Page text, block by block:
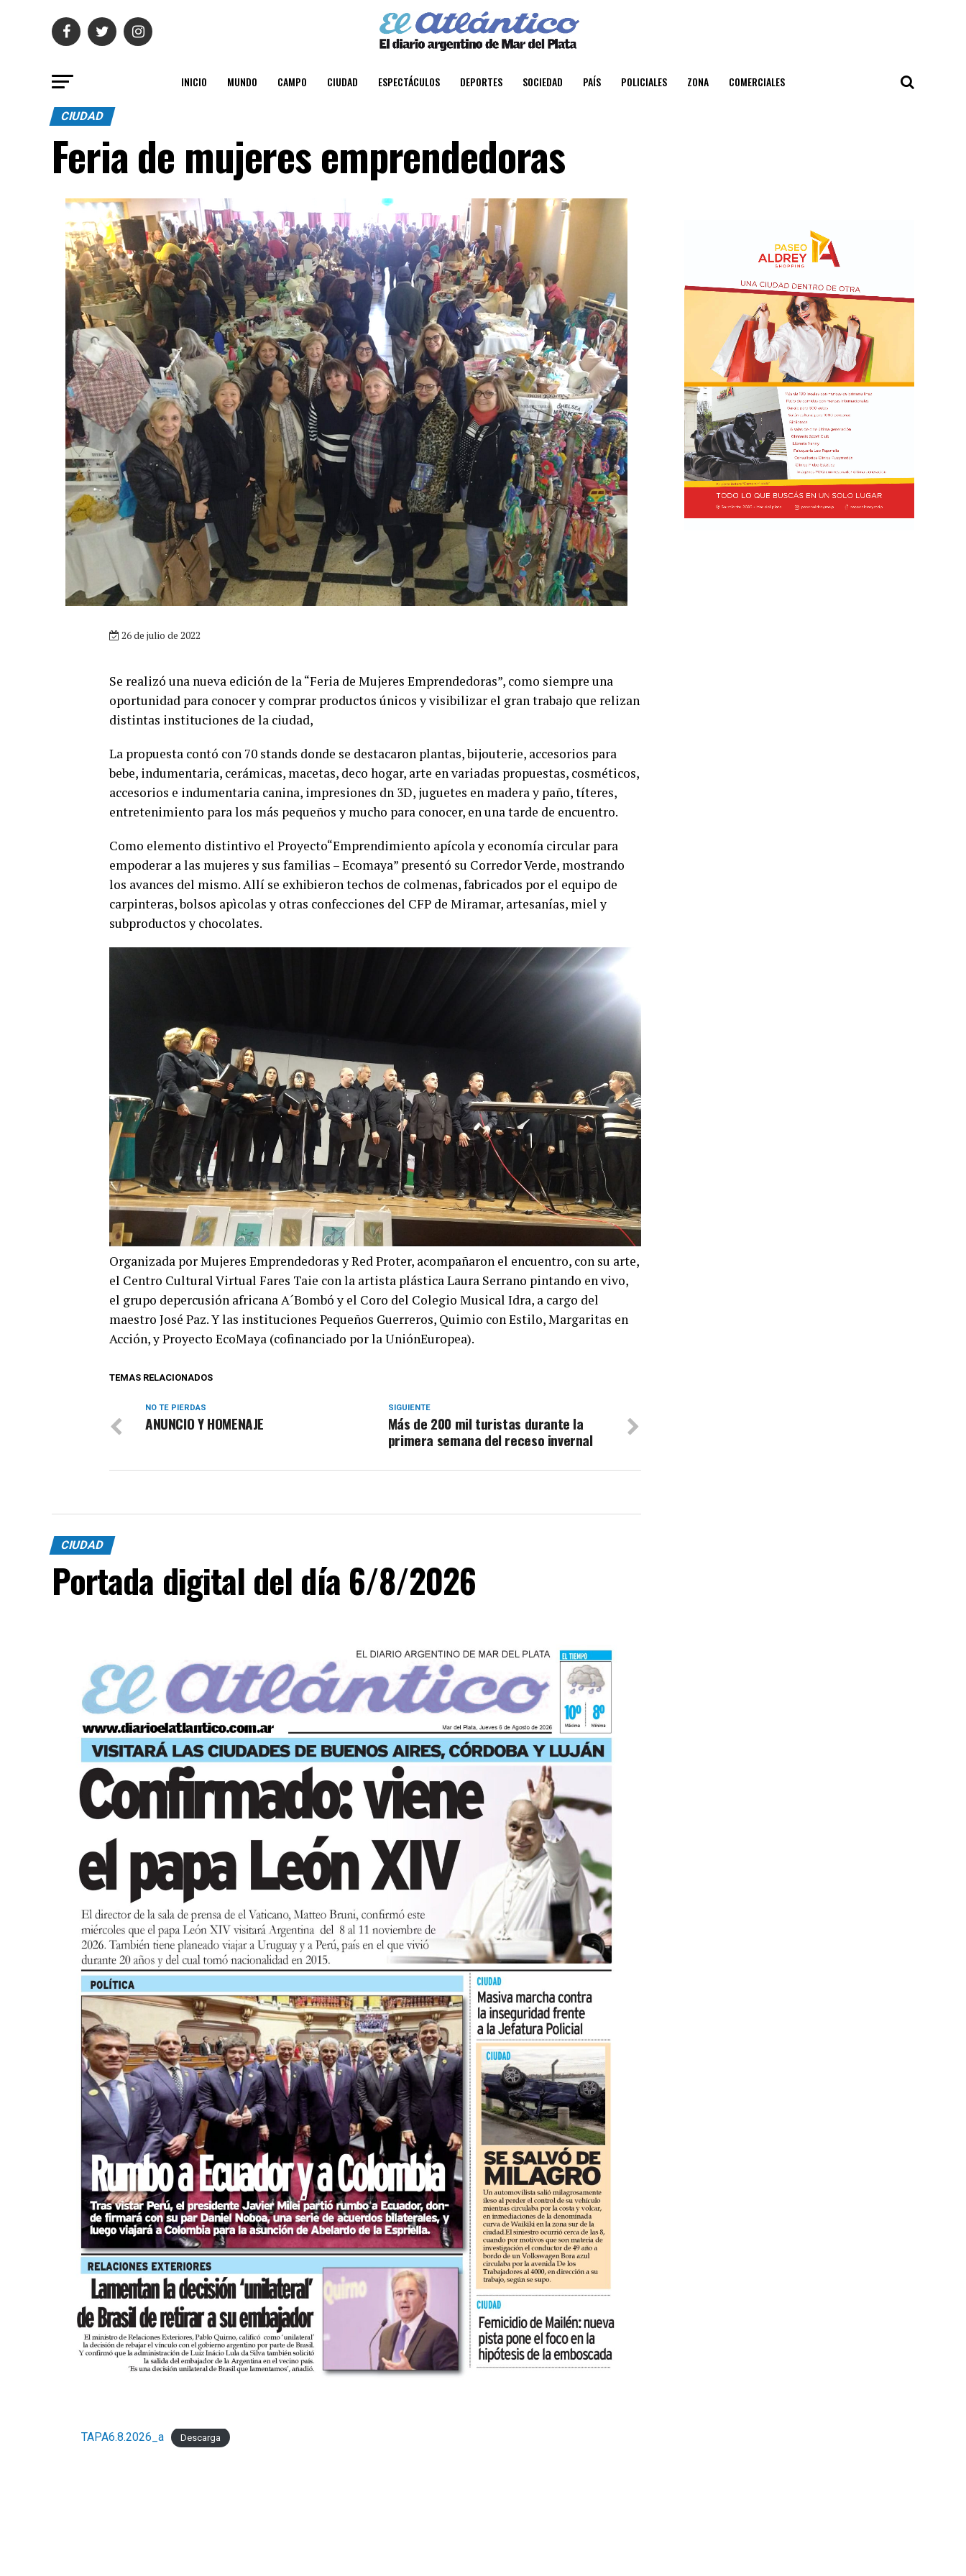
INICIO MUNDO CAMPO CIUDAD ESPECTÁCULOS DEPORTES SOCIEDAD PAÍS POLICIALES ZONA COMERCIALES
CIUDAD
Feria de mujeres emprendedoras
26 de julio de 2022
Se realizó una nueva edición de la “Feria de Mujeres Emprendedoras”, como siempre una
oportunidad para conocer y comprar productos únicos y visibilizar el gran trabajo que relizan
distintas instituciones de la ciudad,
La propuesta contó con 70 stands donde se destacaron plantas, bijouterie, accesorios para
bebe, indumentaria, cerámicas, macetas, deco hogar, arte en variadas propuestas, cosméticos,
accesorios e indumentaria canina, impresiones dn 3D, juguetes en madera y paño, títeres,
entretenimiento para los más pequeños y mucho para conocer, en una tarde de encuentro.
Como elemento distintivo el Proyecto“Emprendimiento apícola y economía circular para
empoderar a las mujeres y sus familias – Ecomaya” presentó su Corredor Verde, mostrando
los avances del mismo. Allí se exhibieron techos de colmenas, fabricados por el equipo de
carpinteras, bolsos apìcolas y otras confecciones del CFP de Miramar, artesanías, miel y
subproductos y chocolates.
Organizada por Mujeres Emprendedoras y Red Proter, acompañaron el encuentro, con su arte,
el Centro Cultural Virtual Fares Taie con la artista plástica Laura Serrano pintando en vivo,
el grupo depercusión africana A´Bombó y el Coro del Colegio Musical Idra, a cargo del
maestro José Paz. Y las instituciones Pequeños Guerreros, Quimio con Estilo, Margaritas en
Acción, y Proyecto EcoMaya (cofinanciado por la UniónEuropea).
TEMAS RELACIONADOS
SIGUIENTE
Más de 200 mil turistas durante la
primera semana del receso invernal
NO TE PIERDAS
ANUNCIO Y HOMENAJE
CIUDAD
Portada digital del día 6/8/2026
TAPA6.8.2026_a Descarga